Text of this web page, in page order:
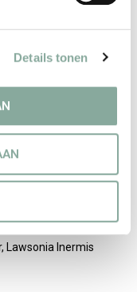
Details tonen
behoud van warme
het Bio Hair
Lawsonia Inermis